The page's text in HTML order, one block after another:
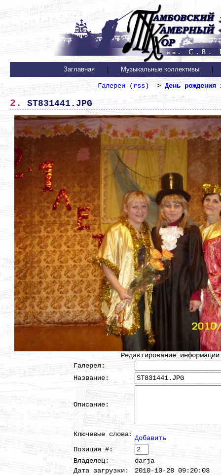
Заглавная Музыкальные коллективы
Галереи (rss) -> День рождения
2. ST831441.JPG
Редактирование
Галерея:
Название:
Описание:
Ключевые слова: Добавить
Позиция #:
Владелец:
darja
Дата загрузки:
2010-10-28 09:20:03